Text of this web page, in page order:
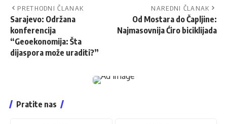
PRETHODNI ČLANAK
Sarajevo: Održana
konferencija
“Geoekonomija: Šta
dijaspora može uraditi?”
NAREDNI ČLANAK
Od Mostara do Čapljine:
Najmasovnija Ćiro biciklijada
Pratite nas